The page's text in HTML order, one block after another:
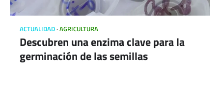
ACTUALIDAD AGRICULTURA
Descubren una enzima clave para la
germinación de las semillas